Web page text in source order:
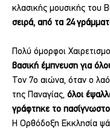
κλασικής μουσικής του
σειρά, από τα 24
Πολύ όμορφοι
βασική έμπνευση για
Τον 7ο αιώνα, όταν ο
της Παναγίας, όλοι
γράφτηκε το
Η Ορθόδοξη Εκκλησία